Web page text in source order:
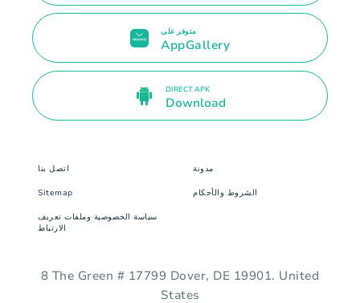
متوفر على
AppGallery
DIRECT APK
Download
اتصل بنا مدونة
Sitemap الشروط والأحكام
سياسة الخصوصية وملفات تعريف
الارتباط
8 The Green # 17799 Dover, DE 19901. United
States